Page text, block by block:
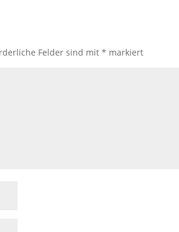
Felder sind mit * markiert